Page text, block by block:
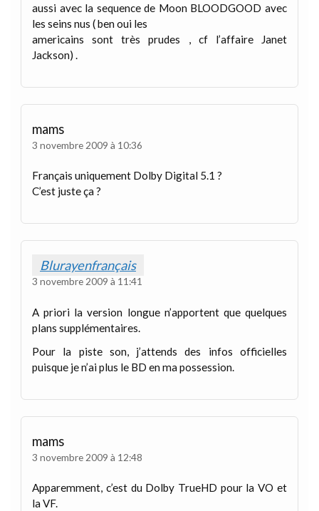
aussi avec la sequence de Moon BLOODGOOD avec
les seins nus ( ben oui les
americains sont très prudes , cf l’affaire Janet
Jackson) .
mams
3 novembre 2009 à 10:36
Français uniquement Dolby Digital 5.1 ?
C’est juste ça ?
Blurayenfrançais
3 novembre 2009 à 11:41
A priori la version longue n’apportent que quelques
plans supplémentaires.
Pour la piste son, j’attends des infos officielles
puisque je n’ai plus le BD en ma possession.
mams
3 novembre 2009 à 12:48
Apparemment, c’est du Dolby TrueHD pour la VO et
la VF.